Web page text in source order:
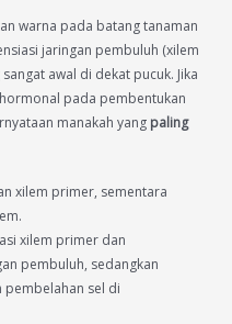
warna pada batang tanaman
jaringan pembuluh (xilem
awal di dekat pucuk. Jika
pada pembentukan
manakah yang paling
xilem primer, sementara
xilem primer dan
pembuluh, sedangkan
sel di